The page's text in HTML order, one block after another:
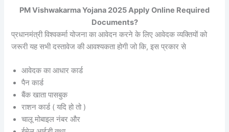
PM Vishwakarma Yojana 2025 Apply Online Required
Documents?
प्रधानमंत्री विश्वकर्मा योजना का आवेदन करने के लिए आवेदक व्यक्तियों को
जरूरी यह सभी दस्तावेज की आवश्यकता होगी जो कि, इस प्रकार से
आवेदक का आधार कार्ड
पैन कार्ड
बैंक खाता पासबुक
राशन कार्ड ( यदि हो तो )
चालू मोबाइल नंबर और